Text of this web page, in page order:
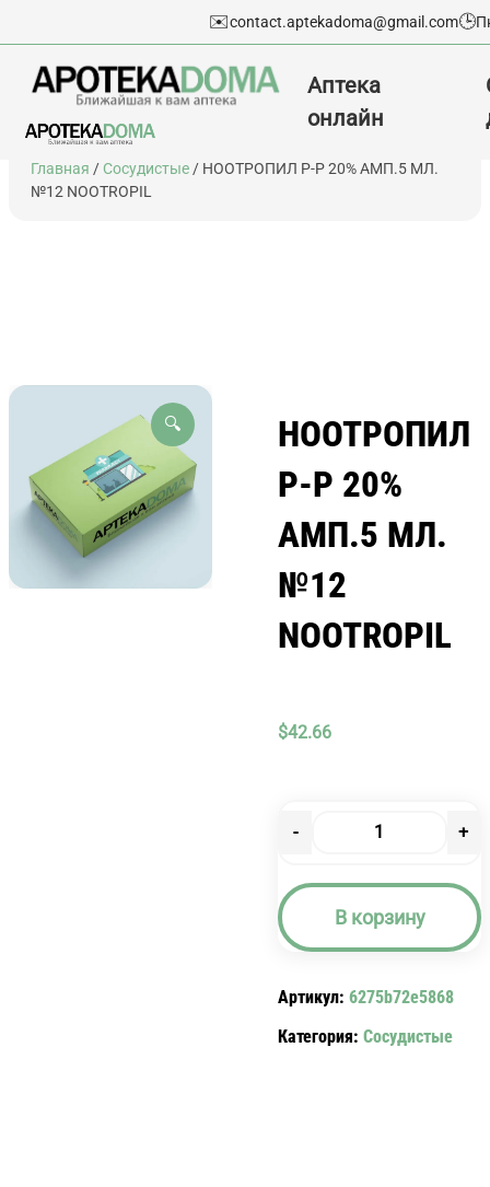
Перейти
содержимому
✉️contact.aptekadoma@gmail.com🕒
Аптека
онлайн
Главная / Сосудистые / НООТРОПИЛ Р-Р 20% АМП.5 МЛ.
№12 NOOTROPIL
🔍
НООТРОПИЛ
Р-Р 20%
АМП.5 МЛ.
№12
NOOTROPIL
$42.66
-
НООТРОПИЛ
Р-
Р
АМП.5
МЛ.
+
В корзину
Артикул: 6275b72e5868
Категория: Сосудистые